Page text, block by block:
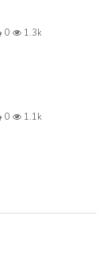
0 1.3k
0 1.1k